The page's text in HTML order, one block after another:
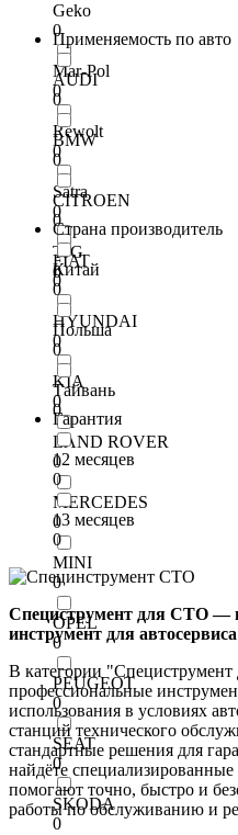
Geko
0
Mar-Pol
0
Rewolt
0
Satra
0
TJG
0
Применяемость по авто
AUDI
0
BMW
0
CITROEN
0
FIAT
0
HYUNDAI
0
KIA
0
LAND ROVER
0
MERCEDES
0
MINI
0
OPEL
0
PEUGEOT
0
SEAT
0
SKODA
0
Страна производитель
Китай
0
Польша
0
Тайвань
0
Гарантия
12 месяцев
0
13 месяцев
0
Специструмент для СТО —
инструмент для автосервиса
В категории
профессиональные
использования в условиях
станций технического
стандартные решения для
найдёте
помогают точно, быстро и
работы по обслуживанию и